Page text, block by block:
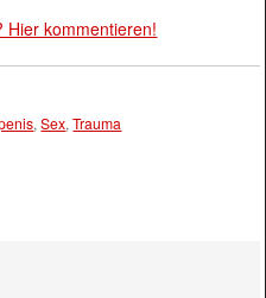
Hier kommentieren!
,Sex,Trauma